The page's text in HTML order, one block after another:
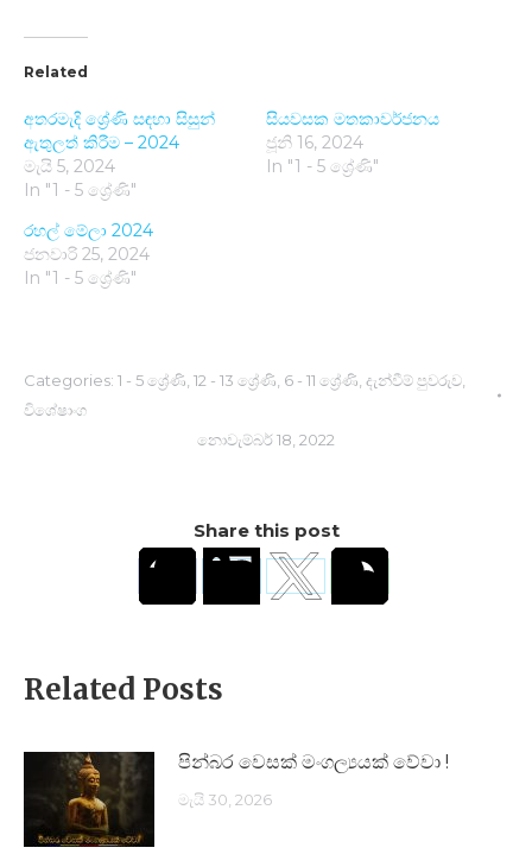
Related
අතරමැදි ශ්‍රේණි සඳහා සිසුන්
ඇතුලත් කිරීම – 2024
මැයි 5, 2024
In "1 - 5 ශ්‍රේණි"
සියවසක මතකාවර්ජනය
ජූනි 16, 2024
In "1 - 5 ශ්‍රේණි"
රහල් මේලා 2024
ජනවාරි 25, 2024
In "1 - 5 ශ්‍රේණි"
Categories: 1 - 5 ශ්‍රේණි 12 - 13 ශ්‍රේණි 6 - 11 ශ්‍රේණි දැන්වීම් පුවරුව
විශේෂාංග
නොවැම්බර් 18, 2022
Share this post
Related Posts
පින්බර වෙසක් මංගල්‍යයක් වේවා !
මැයි 30, 2026